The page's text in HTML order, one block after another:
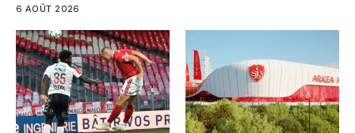
6 AOÛT 2026